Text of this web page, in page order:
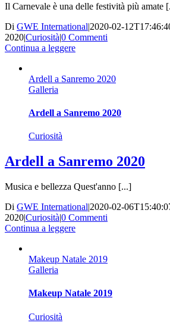
Il Carnevale è una delle festività più amate
Di GWE International|2020-02-
2020|Curiosità|0 Commenti
Continua a leggere
Ardell a Sanremo 2020
Galleria
Ardell a Sanremo 2020
Curiosità
Ardell a Sanremo 2020
Musica e bellezza Quest'anno [...]
Di GWE International|2020-02-
2020|Curiosità|0 Commenti
Continua a leggere
Makeup Natale 2019
Galleria
Makeup Natale 2019
Curiosità